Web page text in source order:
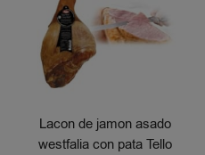
Lacon de jamon asado
westfalia con pata Tello